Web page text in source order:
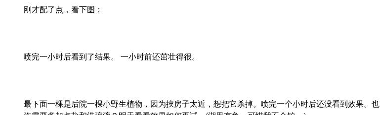
刚才配了点，看下图：
喷完一小时后看到了结果。 一小时前还茁壮得很。
最下面一棵是后院一棵小野生植物，因为挨房子太近，想把它杀掉。喷完一个小时后还没看到效果。也